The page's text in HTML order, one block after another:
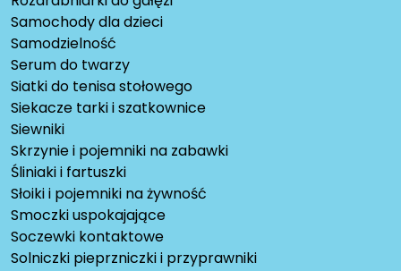
Samochody dla dzieci
Samodzielność
Serum do twarzy
Siatki do tenisa stołowego
Siekacze tarki i szatkownice
Siewniki
Skrzynie i pojemniki na zabawki
Śliniaki i fartuszki
Słoiki i pojemniki na żywność
Smoczki uspokajające
Soczewki kontaktowe
Solniczki pieprzniczki i przyprawniki